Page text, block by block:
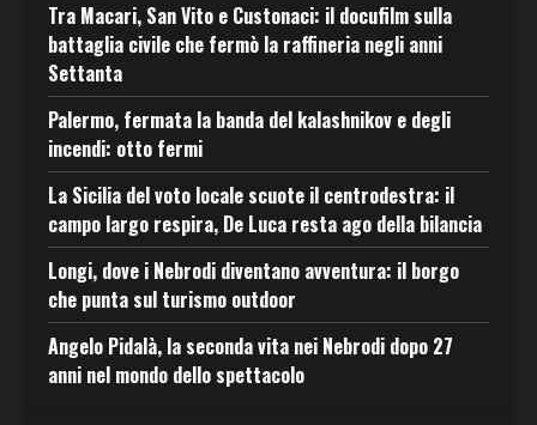
Tra Macari, San Vito e Custonaci: il docufilm sulla
battaglia civile che fermò la raffineria negli anni
Settanta
Palermo, fermata la banda del kalashnikov e degli
incendi: otto fermi
La Sicilia del voto locale scuote il centrodestra: il
campo largo respira, De Luca resta ago della bilancia
Longi, dove i Nebrodi diventano avventura: il borgo
che punta sul turismo outdoor
Angelo Pidalà, la seconda vita nei Nebrodi dopo 27
anni nel mondo dello spettacolo